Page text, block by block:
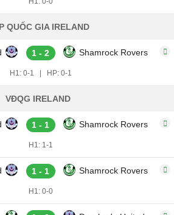
QUỐC GIA IRELAND
1 - 2 Shamrock Rovers
H1: 0-1 HP: 0-1
VĐQG IRELAND
1 - 1 Shamrock Rovers
H1: 1-1
1 - 1 Shamrock Rovers
H1: 0-0